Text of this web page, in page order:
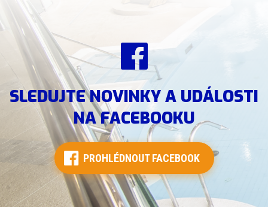
SLEDUJTE NOVINKY A UDÁLOSTI
NA FACEBOOKU
PROHLÉDNOUT FACEBOOK